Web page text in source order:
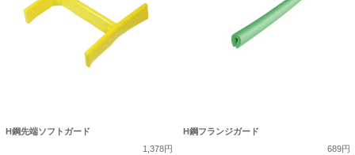
H鋼先端ソフトガード
1,378円
H鋼フランジガード
689円